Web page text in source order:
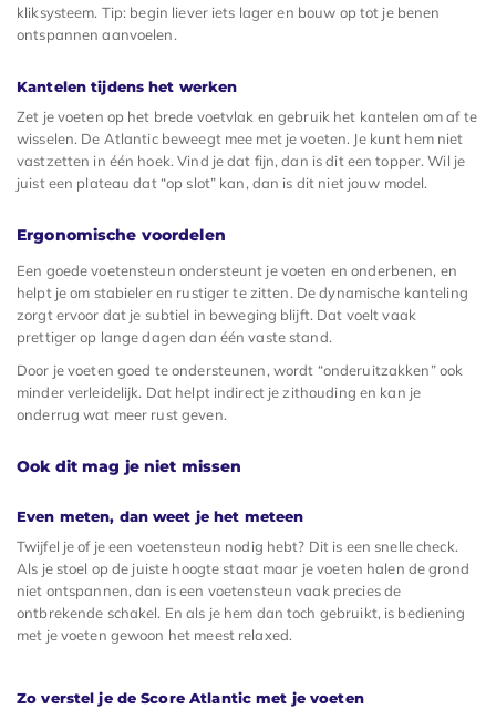
kliksysteem. Tip: begin liever iets lager en bouw op tot je benen
ontspannen aanvoelen.
Kantelen tijdens het werken
Zet je voeten op het brede voetvlak en gebruik het kantelen om af te
wisselen. De Atlantic beweegt mee met je voeten. Je kunt hem niet
vastzetten in één hoek. Vind je dat fijn, dan is dit een topper. Wil je
juist een plateau dat “op slot” kan, dan is dit niet jouw model.
Ergonomische voordelen
Een goede voetensteun ondersteunt je voeten en onderbenen, en
helpt je om stabieler en rustiger te zitten. De dynamische kanteling
zorgt ervoor dat je subtiel in beweging blijft. Dat voelt vaak
prettiger op lange dagen dan één vaste stand.
Door je voeten goed te ondersteunen, wordt “onderuitzakken” ook
minder verleidelijk. Dat helpt indirect je zithouding en kan je
onderrug wat meer rust geven.
Ook dit mag je niet missen
Even meten, dan weet je het meteen
Twijfel je of je een voetensteun nodig hebt? Dit is een snelle check.
Als je stoel op de juiste hoogte staat maar je voeten halen de grond
niet ontspannen, dan is een voetensteun vaak precies de
ontbrekende schakel. En als je hem dan toch gebruikt, is bediening
met je voeten gewoon het meest relaxed.
Zo verstel je de Score Atlantic met je voeten